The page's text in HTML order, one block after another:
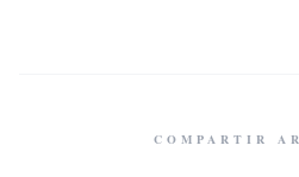
COMPARTIR